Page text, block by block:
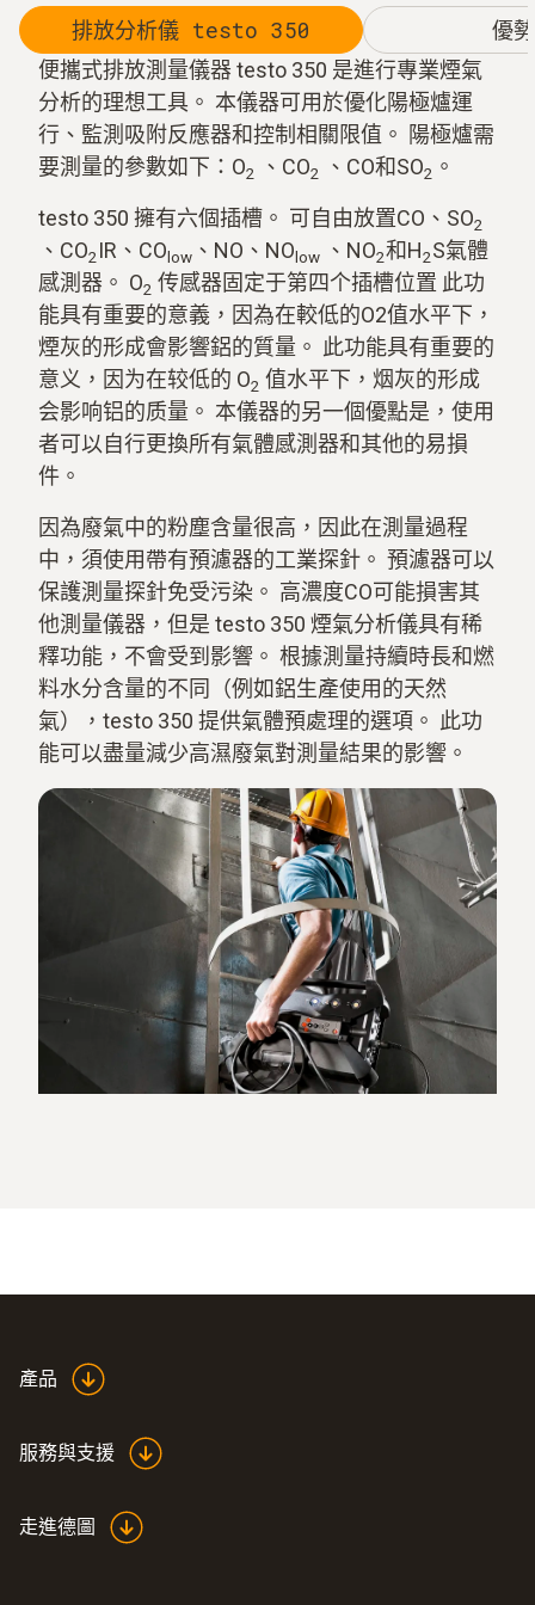
排放分析儀 testo 350 優
便攜式排放測量儀器 testo 350 是進行專業煙氣
分析的理想工具。 本儀器可用於優化陽極爐運
行、監測吸附反應器和控制相關限值。 陽極爐需
要測量的參數如下：O2 、CO2 、CO和SO2 。
testo 350 擁有六個插槽。 可自由放置CO、SO2
、CO2 IR、COlow 、NO、NOlow 、NO2和H2S氣體
感測器。 O2 传感器固定于第四个插槽位置 此功
能具有重要的意義，因為在較低的O2值水平下，
煙灰的形成會影響鋁的質量。 此功能具有重要的
意义，因为在较低的 O2 值水平下，烟灰的形成
会影响铝的质量。 本儀器的另一個優點是，使用
者可以自行更換所有氣體感測器和其他的易損
件。
因為廢氣中的粉塵含量很高，因此在測量過程
中，須使用帶有預濾器的工業探針。 預濾器可以
保護測量探針免受污染。 高濃度CO可能損害其
他測量儀器，但是 testo 350 煙氣分析儀具有稀
釋功能，不會受到影響。 根據測量持續時長和燃
料水分含量的不同（例如鋁生產使用的天然
氣），testo 350 提供氣體預處理的選項。 此功
能可以盡量減少高濕廢氣對測量結果的影響。
產品
服務與支援
走進德圖